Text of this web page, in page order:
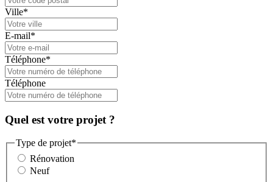
Ville*
E-mail*
Téléphone*
Téléphone
Quel est votre projet ?
Type de projet*
Rénovation
Neuf